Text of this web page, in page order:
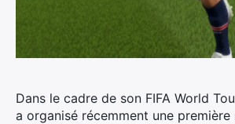
Dans le cadre de son FIFA World
a organisé récemment une première